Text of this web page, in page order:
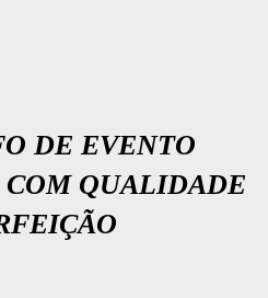
DE EVENTO
QUALIDADE